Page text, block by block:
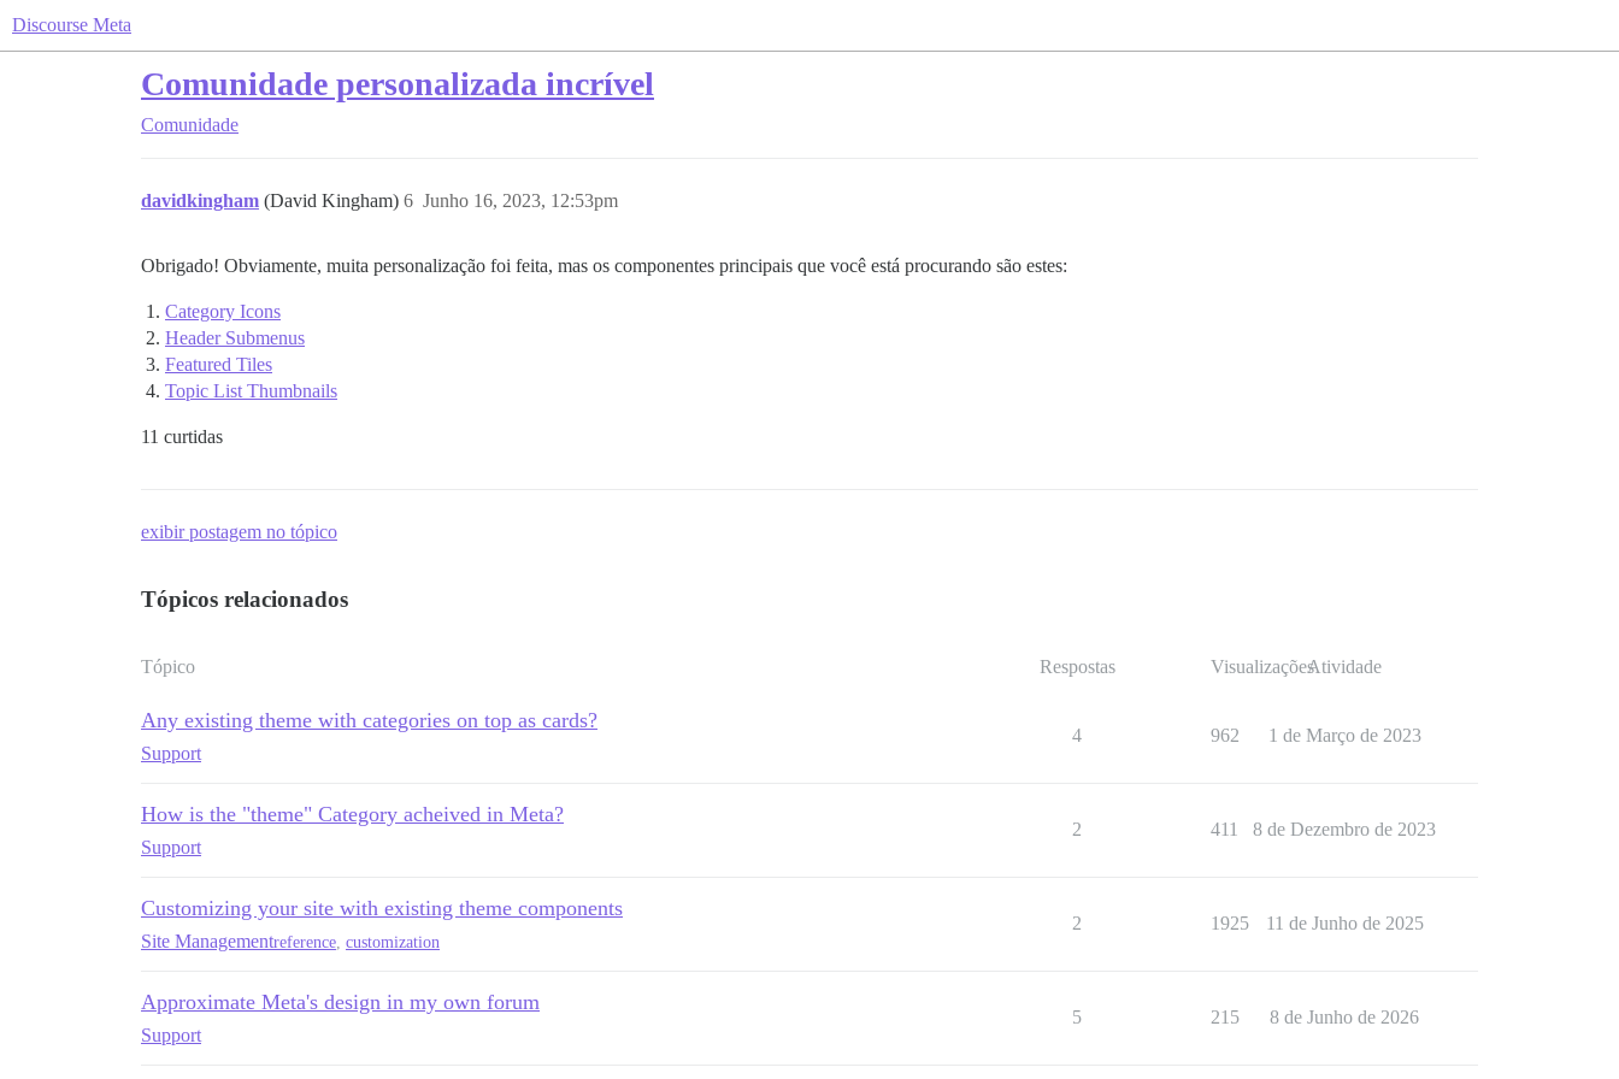
Discourse Meta
Comunidade personalizada incrível
Comunidade
davidkingham (David Kingham) Junho 16, 2023, 12:53pm
6
Obrigado! Obviamente, muita personalização foi feita, mas os componentes principais que você está procurando são estes:
Category Icons
Header Submenus
Featured Tiles
Topic List Thumbnails
11 curtidas
exibir postagem no tópico
Tópicos relacionados
Tópico Respostas VisualizaçõesAtividade
Any existing theme with categories on top as cards?
Support
4 962 1 de Março de 2023
How is the "theme" Category acheived in Meta?
Support
2 411 8 de Dezembro de 2023
Customizing your site with existing theme components
Site Managementreference customization
2 1925 11 de Junho de 2025
Approximate Meta's design in my own forum
Support
5 215 8 de Junho de 2026